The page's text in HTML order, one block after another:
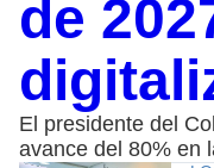
de
El presidente del
avance del 80% en